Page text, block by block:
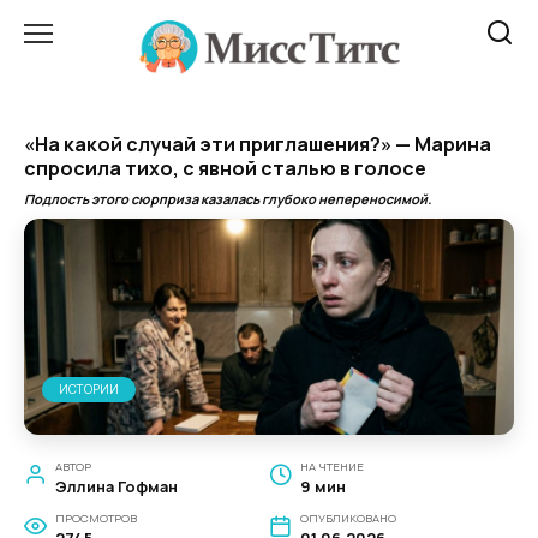
«На какой случай эти приглашения?» — Марина
спросила тихо, с явной сталью в голосе
Подлость этого сюрприза казалась глубоко непереносимой.
ИСТОРИИ
АВТОР
Эллина Гофман
НА ЧТЕНИЕ
9 мин
ПРОСМОТРОВ ОПУБЛИКОВАНО